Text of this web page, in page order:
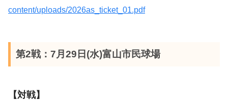
content/uploads/2026as_ticket_01.pdf
第2戦：7月29日(水)富山市民球場
【対戦】